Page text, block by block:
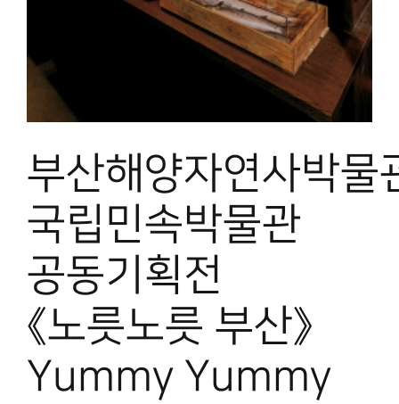
부산해양자연사박물
국립민속박물관
공동기획전
《노릇노릇 부산》
Yummy Yummy